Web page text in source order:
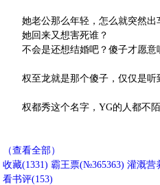
她老公那么年轻，怎么就突然出
她回来又想害死谁？
不会是还想结婚吧？傻子才愿意
权至龙就是那个傻子，仅仅是听
权都秀这个名字，YG的人都不陌
（查看全部）
收藏(1331) 霸王票(№365363) 灌溉营
看书评(153)